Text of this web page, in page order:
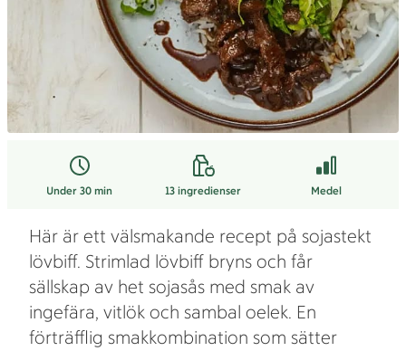
Under 30 min 13 ingredienser Medel
Här är ett välsmakande recept på sojastekt
lövbiff. Strimlad lövbiff bryns och får
sällskap av het sojasås med smak av
ingefära, vitlök och sambal oelek. En
förträfflig smakkombination som sätter